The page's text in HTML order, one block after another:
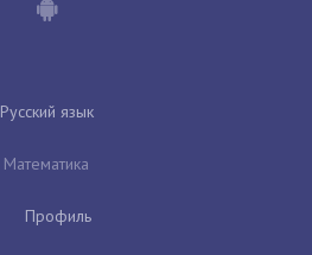
Русский язык
Математика
Профиль